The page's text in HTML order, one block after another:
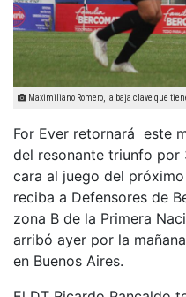
Maximiliano Romero, la baja clave que
For Ever retornará este
del resonante triunfo por
cara al juego del
reciba a Defensores de
zona B de la Primera
arribó ayer por la
en Buenos Aires.